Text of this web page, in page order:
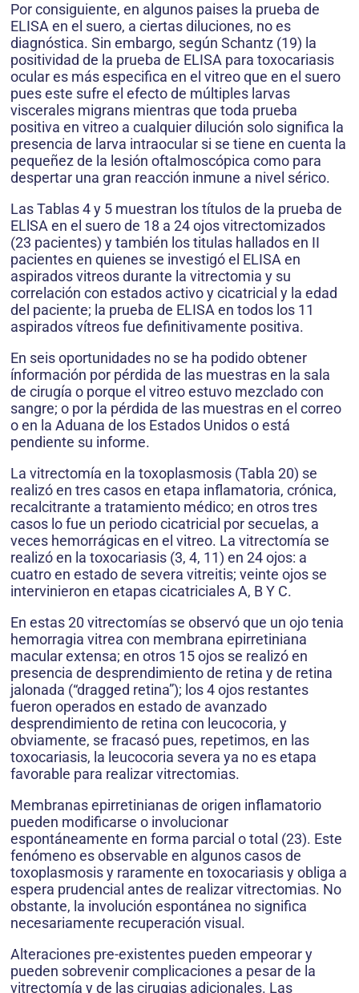
Por consiguiente, en algunos paises la prueba de
ELISA en el suero, a ciertas diluciones, no es
diagnóstica. Sin embargo, según Schantz (19) la
positividad de la prueba de ELISA para toxocariasis
ocular es más especifica en el vitreo que en el suero
pues este sufre el efecto de múltiples larvas
viscerales migrans mientras que toda prueba
positiva en vitreo a cualquier dilución solo significa la
presencia de larva intraocular si se tiene en cuenta la
pequeñez de la lesión oftalmoscópica como para
despertar una gran reacción inmune a nivel sérico.
Las Tablas 4 y 5 muestran los títulos de la prueba de
ELlSA en el suero de 18 a 24 ojos vitrectomizados
(23 pacientes) y también los titulas hallados en II
pacientes en quienes se investigó el ELISA en
aspirados vitreos durante la vitrectomia y su
correlación con estados activo y cicatricial y la edad
del paciente; la prueba de ELISA en todos los 11
aspirados vítreos fue definitivamente positiva.
En seis oportunidades no se ha podido obtener
ínformación por pérdida de las muestras en la sala
de cirugía o porque el vitreo estuvo mezclado con
sangre; o por la pérdida de las muestras en el correo
o en la Aduana de los Estados Unidos o está
pendiente su informe.
La vitrectomía en la toxoplasmosis (Tabla 20) se
realizó en tres casos en etapa inflamatoria, crónica,
recalcitrante a tratamiento médico; en otros tres
casos lo fue un periodo cicatricial por secuelas, a
veces hemorrágicas en el vitreo. La vitrectomía se
realizó en la toxocariasis (3, 4, 11) en 24 ojos: a
cuatro en estado de severa vitreitis; veinte ojos se
intervinieron en etapas cicatriciales A, B Y C.
En estas 20 vitrectomías se observó que un ojo tenia
hemorragia vitrea con membrana epirretiniana
macular extensa; en otros 15 ojos se realizó en
presencia de desprendimiento de retina y de retina
jalonada (“dragged retina”); los 4 ojos restantes
fueron operados en estado de avanzado
desprendimiento de retina con leucocoria, y
obviamente, se fracasó pues, repetimos, en las
toxocariasis, la leucocoria severa ya no es etapa
favorable para realizar vitrectomias.
Membranas epirretinianas de origen inflamatorio
pueden modificarse o involucionar
espontáneamente en forma parcial o total (23). Este
fenómeno es observable en algunos casos de
toxoplasmosis y raramente en toxocariasis y obliga a
espera prudencial antes de realizar vitrectomias. No
obstante, la involución espontánea no significa
necesariamente recuperación visual.
Alteraciones pre-existentes pueden empeorar y
pueden sobrevenir complicaciones a pesar de la
vitrectomía y de las cirugias adicionales. Las